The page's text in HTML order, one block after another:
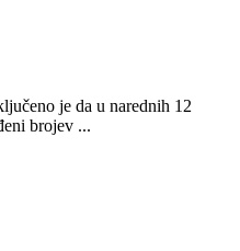
je da u narednih 12
brojev ...